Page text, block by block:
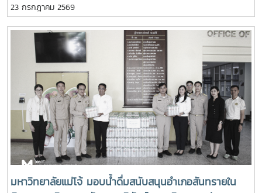
ศูนย์ภูมิภาคเอเชียตะวันออกเฉียงใต้ว่าด้วยบัณฑิตศึกษาและการ
วิจัยด้านการเกษตร หรือ Southeast Asian Regional Center
for Graduate Study and Research in Agriculture
(SEARCA) นับเป็นรางวัลเกียรติยศระดับภูมิภาคที่มอบแก่ศิษย์เก่า
ทุน SEARCA ผู้มีความสำเร็จโดดเด่นทางวิชาชีพ มีภาวะผู้นำ และ
สร้างคุณูปการสำคัญต่อการพัฒนาการเกษตร ชนบท ชุมชน และ
สังคมอย่างยั่งยืนรางวัล Outstanding SEARCA Scholarship
Alumni (OSSA) จัดตั้งขึ้นเพื่อเชิดชูเกียรติศิษย์เก่าผู้ได้รับทุนการ
ศึกษาระดับบัณฑิตศึกษาจาก SEARCA ซึ่งได้นำองค์ความรู้
ประสบการณ์ และศักยภาพที่ได้รับจากการศึกษาไปสร้างคุณ
ประโยชน์ต่อองค์กร ชุมชน ประเทศ และภูมิภาคเอเชียตะวันออก
เฉียงใต้ ตลอดจนเป็นแบบอย่างที่สะท้อนค่านิยมและปรัชญาของ
SEARCA ผ่านความสำเร็จในวิชาชีพ การบริการสาธารณะ และ
23 กรกฎาคม 2569
มหาวิทยาลัยแม่โจ้ มอบน้ำดื่มสนับสนุนอำเภอสันทรายใน